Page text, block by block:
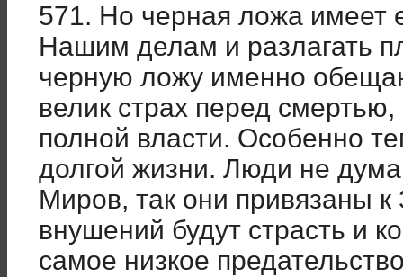
571. Но черная ложа имеет
Нашим делам и разлагать
черную ложу именно
велик страх перед
полной власти. Особенно
долгой жизни. Люди не
Миров, так они привязаны
внушений будут страсть и
самое низкое